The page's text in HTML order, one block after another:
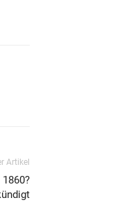
Artikel